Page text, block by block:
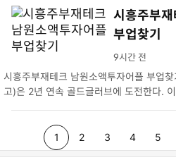
시흥주부
부업찾기
시흥주부재테크 남원소액투자어플 부업
고)은 2년 연속 골드글러브에 도전한다.
9시간 전
p
a
1 p 2 3 4 5